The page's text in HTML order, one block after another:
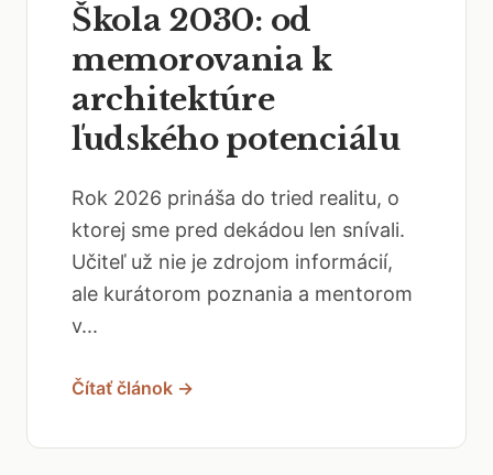
Škola 2030: od
memorovania k
architektúre
ľudského potenciálu
Rok 2026 prináša do tried realitu, o
ktorej sme pred dekádou len snívali.
Učiteľ už nie je zdrojom informácií,
ale kurátorom poznania a mentorom
v...
Čítať článok →